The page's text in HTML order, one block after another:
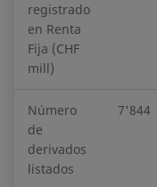
registrado
en Renta
Fija (CHF
mill)
Número
de
derivados
listados
7'844